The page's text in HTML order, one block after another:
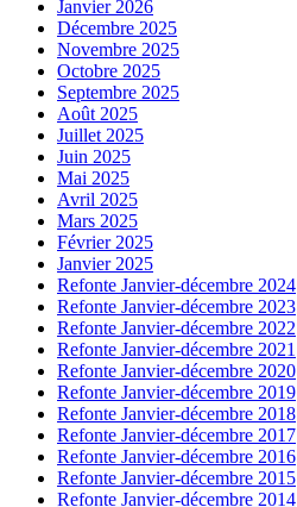
Janvier 2026
Décembre 2025
Novembre 2025
Octobre 2025
Septembre 2025
Août 2025
Juillet 2025
Juin 2025
Mai 2025
Avril 2025
Mars 2025
Février 2025
Janvier 2025
Refonte Janvier-décembre 2024
Refonte Janvier-décembre 2023
Refonte Janvier-décembre 2022
Refonte Janvier-décembre 2021
Refonte Janvier-décembre 2020
Refonte Janvier-décembre 2019
Refonte Janvier-décembre 2018
Refonte Janvier-décembre 2017
Refonte Janvier-décembre 2016
Refonte Janvier-décembre 2015
Refonte Janvier-décembre 2014